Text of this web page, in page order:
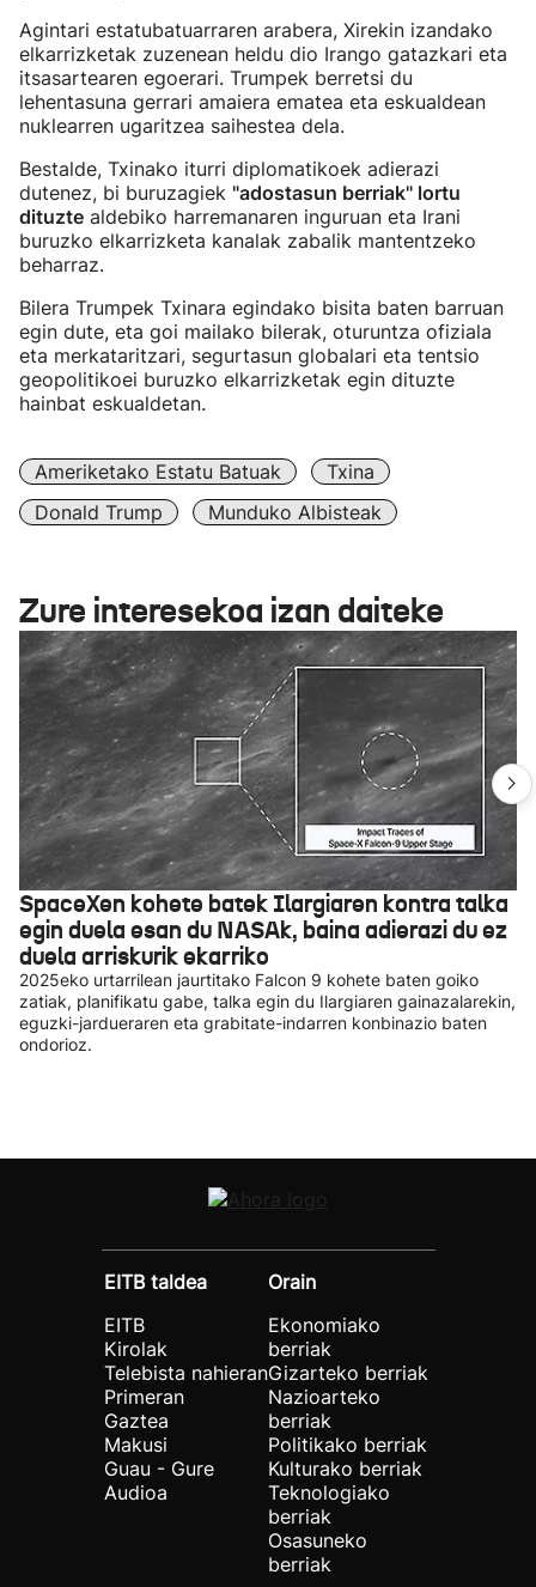
Agintari estatubatuarraren arabera, Xirekin izandako
elkarrizketak zuzenean heldu dio Irango gatazkari eta
itsasartearen egoerari. Trumpek berretsi du
lehentasuna gerrari amaiera ematea eta eskualdean
nuklearren ugaritzea saihestea dela.
Bestalde, Txinako iturri diplomatikoek adierazi
dutenez, bi buruzagiek "adostasun berriak" lortu
dituzte aldebiko harremanaren inguruan eta Irani
buruzko elkarrizketa kanalak zabalik mantentzeko
beharraz.
Bilera Trumpek Txinara egindako bisita baten barruan
egin dute, eta goi mailako bilerak, oturuntza ofiziala
eta merkataritzari, segurtasun globalari eta tentsio
geopolitikoei buruzko elkarrizketak egin dituzte
hainbat eskualdetan.
Ameriketako Estatu Batuak
Txina
Donald Trump
Munduko Albisteak
Zure interesekoa izan daiteke
SpaceXen kohete batek Ilargiaren kontra talka
egin duela esan du NASAk, baina adierazi du ez
duela arriskurik ekarriko
2025eko urtarrilean jaurtitako Falcon 9 kohete baten goiko
zatiak, planifikatu gabe, talka egin du Ilargiaren gainazalarekin,
eguzki-jardueraren eta grabitate-indarren konbinazio baten
ondorioz.
EITB taldea
EITB
Kirolak
Telebista nahieran
Primeran
Gaztea
Makusi
Guau - Gure
Audioa
Orain
Ekonomiako
berriak
Gizarteko berriak
Nazioarteko
berriak
Politikako berriak
Kulturako berriak
Teknologiako
berriak
Osasuneko
berriak